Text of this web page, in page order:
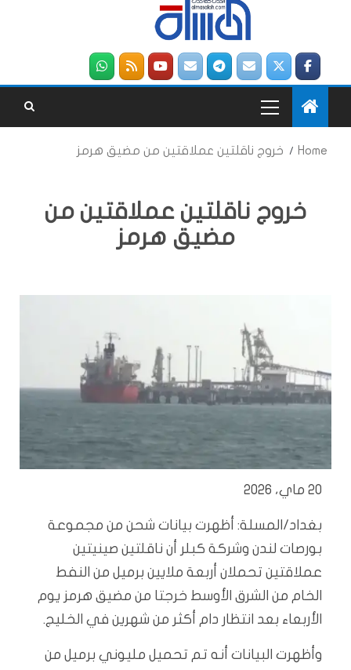
Home خروج ناقلتين عملاقتين من مضيق هرمز
خروج ناقلتين عملاقتين من
مضيق هرمز
20 ماي، 2026
بغداد/المسلة: أظهرت بيانات شحن من مجموعة
بورصات لندن وشركة كبلر أن ناقلتين صينيتين
عملاقتين تحملان أربعة ملايين برميل من النفط
الخام من الشرق الأوسط خرجتا من مضيق هرمز يوم
الأربعاء بعد انتظار دام أكثر من شهرين في الخليج.
وأظهرت البيانات أنه تم تحميل مليوني برميل من